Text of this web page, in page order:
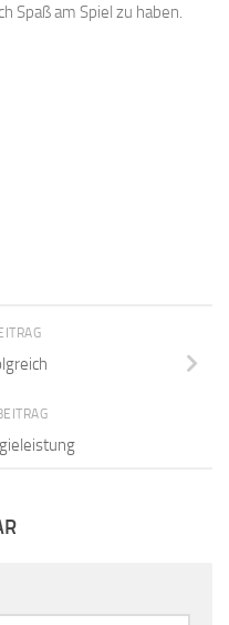
Spaß am Spiel zu haben.